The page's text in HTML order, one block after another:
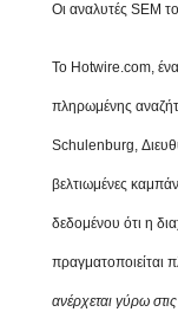
Οι αναλυτές SEM
Το Hotwire.com,
πληρωμένης
Schulenburg,
βελτιωμένες
δεδομένου ότι η
πραγματοποιείται
ανέρχεται γύρω